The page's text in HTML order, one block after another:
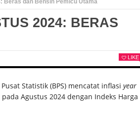
2024: BERAS
LIKE
Statistik (BPS) mencatat inflasi year
Agustus 2024 dengan Indeks Harga